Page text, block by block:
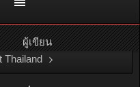
หรือโทร. 081-811-1138
พิ่มเติม คลิกที่นี่
Thailand
ผู้เขียน